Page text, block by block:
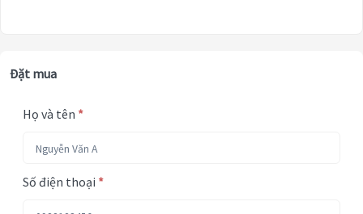
Đặt mua
Họ và tên *
Số điện thoại *